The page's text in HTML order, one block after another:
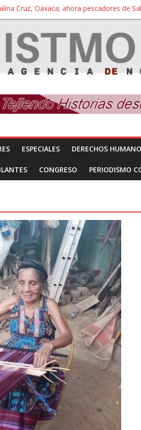
Cruz, Oaxaca; ahora pescadores de
Bienestar de Ixtepec, Oaxaca vuelve
con titular de la SEGOB y exigen
despojo de su territorio para construir
ilegal de material pétreo de
ESPECIALES DERECHOS
CONGRESO PERIODISMO